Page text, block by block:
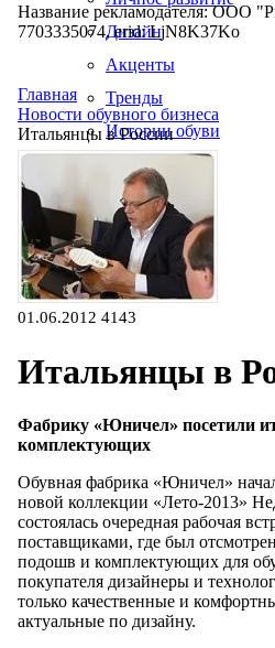
Дизайн
Акценты
Тренды
Истории обуви
Производство
Название рекламодателя: ООО
7703335074, erid: LjN8K37Ko
Главная
Новости обувного бизнеса
Итальянцы в России
01.06.2012 4143
Итальянцы в
Фабрику «Юничел» посетили
комплектующих
Обувная фабрика «Юничел»
новой коллекции «Лето-2013»
состоялась очередная рабочая
поставщиками, где был
подошв и комплектующих для
покупателя дизайнеры и
только качественные и
актуальные по дизайну.